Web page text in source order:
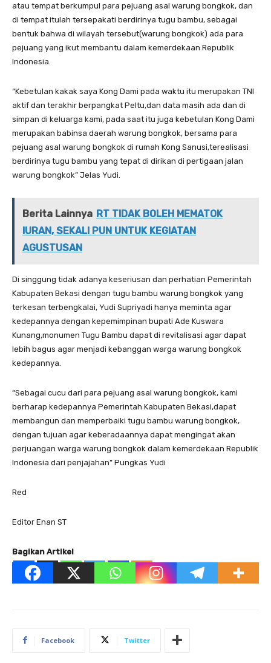
atau tempat berkumpul para pejuang asal warung bongkok, dan
di tempat itulah tersepakati berdirinya tugu bambu, sebagai
bentuk bahwa di wilayah tersebut(warung bongkok) ada para
pejuang yang ikut membantu dalam kemerdekaan Republik
Indonesia.
“Kebetulan kakak saya Kong Dami pada waktu itu merupakan TNI
aktif dan terakhir berpangkat Peltu,dan data masih ada dan di
simpan di keluarga kami, pada saat itu juga kebetulan Kong Dami
merupakan babinsa daerah warung bongkok, bersama para
pejuang asal warung bongkok di rumah Kong Sanusi,terealisasi
berdirinya tugu bambu yang tepat di dirikan di pertigaan jalan
warung bongkok” Jelas Yudi.
Berita Lainnya RT TIDAK BOLEH MEMATOK
IURAN, SEKALI PUN UNTUK KEGIATAN
AGUSTUSAN
Di singgung tidak adanya keseriusan dan perhatian Pemerintah
Kabupaten Bekasi dengan tugu bambu warung bongkok yang
terkesan terbengkalai, Yudi Supriyadi hanya meminta agar
kedepannya dengan kepemimpinan bupati Ade Kuswara
Kunang,monumen Tugu Bambu dapat di revitalisasi agar dapat
lebih bagus agar menjadi kebanggan warga warung bongkok
kedepannya.
“Sebagai cucu dari para pejuang asal warung bongkok, kami
berharap kedepannya Pemerintah Kabupaten Bekasi,dapat
membangun dan memperbaiki tugu bambu warung bongkok,
dengan tujuan agar keberadaannya dapat mengingat akan
perjuangan warga warung bongkok dalam kemerdekaan Republik
Indonesia dari penjajahan” Pungkas Yudi
Red
Editor Enan ST
Bagikan Artikel
Facebook Twitter